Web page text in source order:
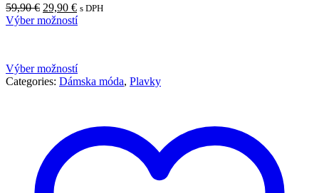
59,90€ 29,90 € s DPH
Výber možností
Výber možností
Categories: Dámska móda, Plavky